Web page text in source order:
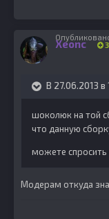
Xeonc
В 27.06.2013 в
шоколюк на той
что данную
можете
Модерам откуда